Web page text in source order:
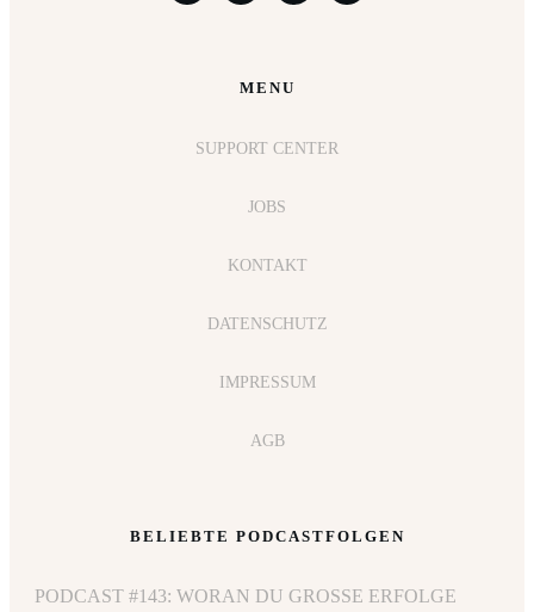
BELIEBTE PODCASTFOLGEN
PODCAST #143: WORAN DU GROSSE ERFOLGE E
MENU
SUPPORT CENTER
JOBS
KONTAKT
DATENSCHUTZ
IMPRESSUM
AGB